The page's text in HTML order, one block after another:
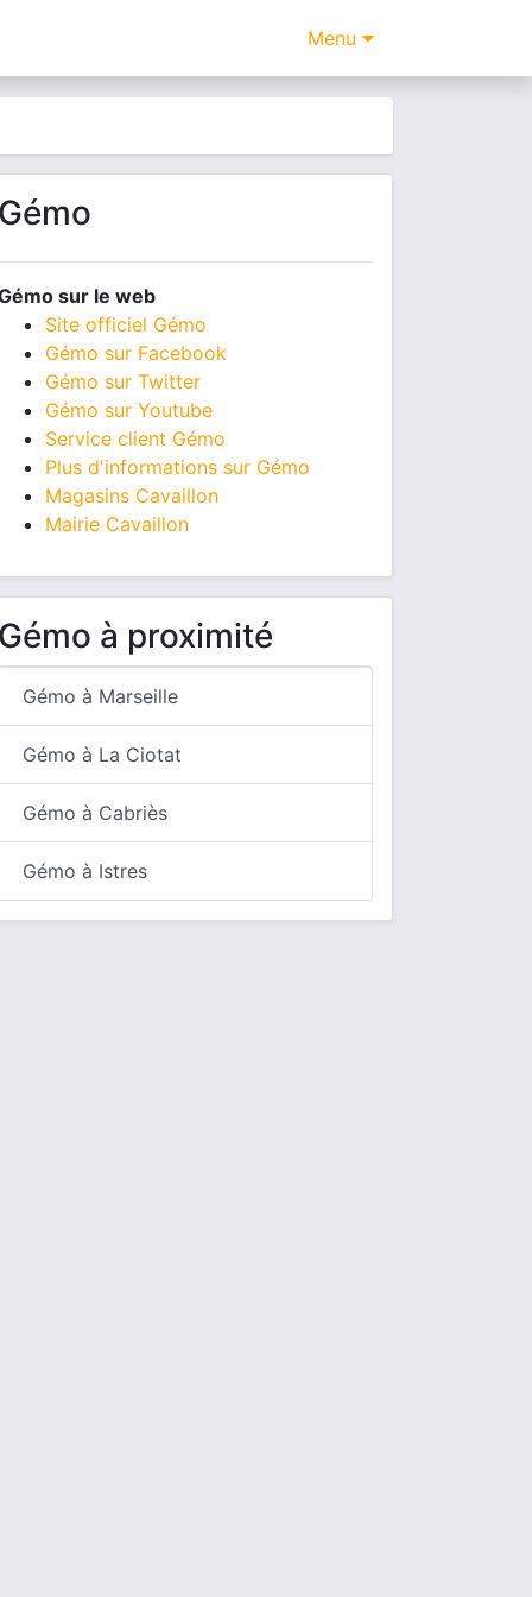
Menu
Gémo
sur le web
Site officiel Gémo
Gémo sur Facebook
Gémo sur Twitter
Gémo sur Youtube
Service client Gémo
Plus d'informations sur Gémo
Magasins Cavaillon
Mairie Cavaillon
Gémo à proximité
Gémo à Marseille
Gémo à La Ciotat
Gémo à Cabriès
Gémo à Istres